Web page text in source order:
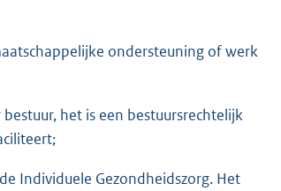
ondersteuning of werk
het is een bestuursrechtelijk
Individuele Gezondheidszorg. Het